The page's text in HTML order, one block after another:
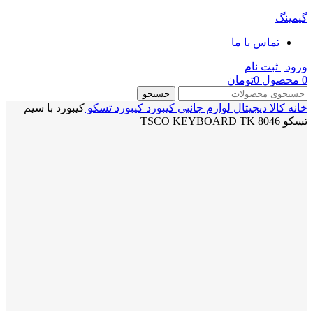
گیمینگ
تماس با ما
ورود | ثبت نام
0 محصول 0تومان
جستجو
خانه کالا دیجیتال لوازم جانبی کیبورد کیبورد تسکو کیبورد با سیم
تسکو TSCO KEYBOARD TK 8046